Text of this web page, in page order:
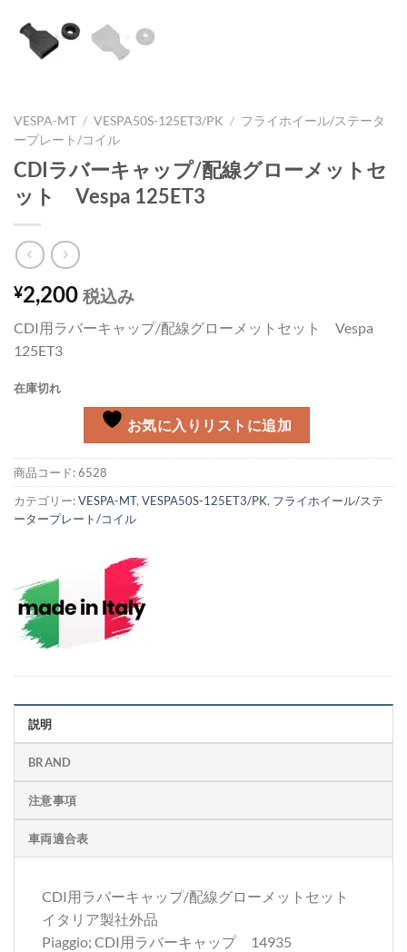
VESPA-MT / VESPA50S-125ET3/PK / フライホイール/ステータ
ープレート/コイル
CDIラバーキャップ/配線グローメットセ
ット Vespa 125ET3
¥2,200 税込み
CDI用ラバーキャップ/配線グローメットセット Vespa
125ET3
在庫切れ
お気に入りリストに追加
商品コード:6528
カテゴリー:VESPA-MT, VESPA50S-125ET3/PK, フライホイール/ステ
ータープレート/コイル
説明
BRAND
注意事項
車両適合表
CDI用ラバーキャップ/配線グローメットセット
イタリア製社外品
Piaggio; CDI用ラバーキャップ 14935